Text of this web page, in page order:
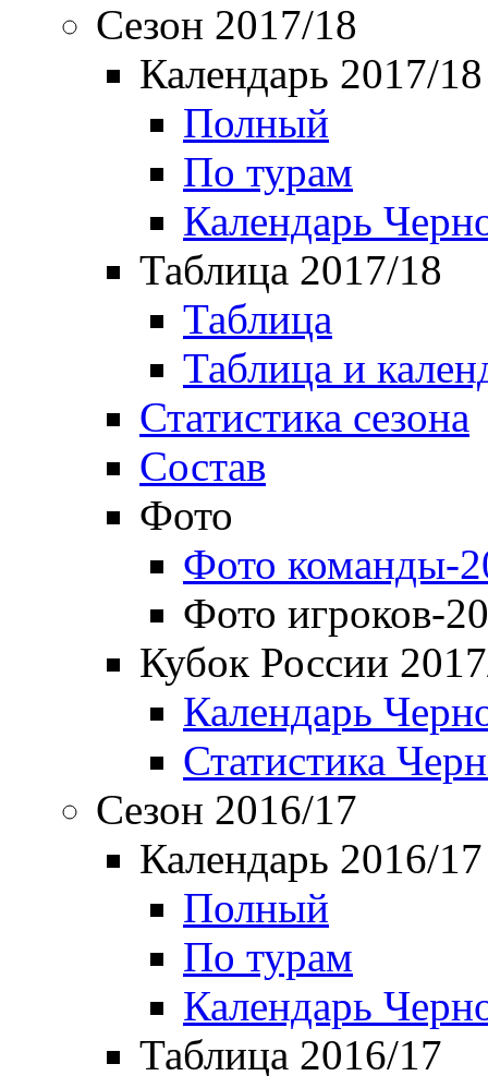
Сезон 2017/18
Календарь 2017/18
Полный
По турам
Календарь
Таблица 2017/18
Таблица
Таблица и
Статистика сезона
Состав
Фото
Фото команды-
Фото игроков-
Кубок России
Календарь
Статистика
Сезон 2016/17
Календарь 2016/17
Полный
По турам
Календарь
Таблица 2016/17